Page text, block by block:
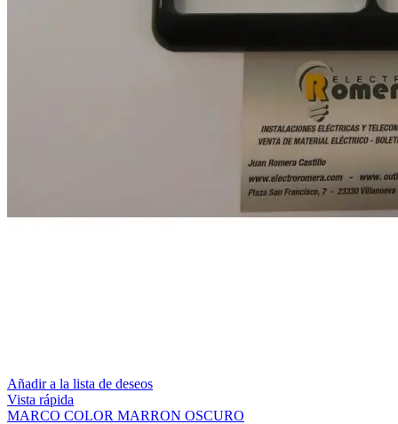
Añadir a la lista de deseos
Vista rápida
MARCO COLOR MARRON OSCURO